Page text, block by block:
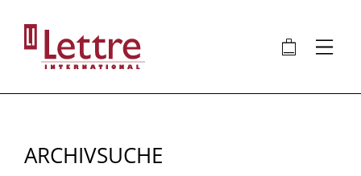
Inhalt
🛍 ⋮
ARCHIVSUCHE